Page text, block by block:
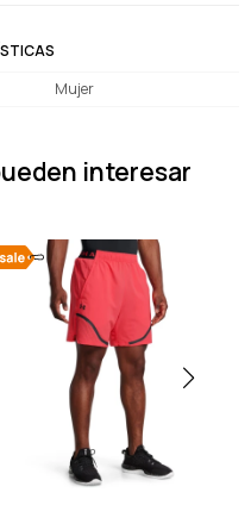
Mujer
interesar